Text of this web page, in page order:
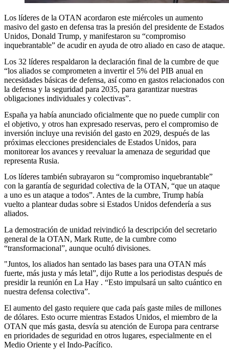
Los líderes de la OTAN acordaron este miércoles un aumento
masivo del gasto en defensa tras la presión del presidente de Estados
Unidos, Donald Trump, y manifestaron su “compromiso
inquebrantable” de acudir en ayuda de otro aliado en caso de ataque.
Los 32 líderes respaldaron la declaración final de la cumbre de que
“los aliados se comprometen a invertir el 5% del PIB anual en
necesidades básicas de defensa, así como en gastos relacionados con
la defensa y la seguridad para 2035, para garantizar nuestras
obligaciones individuales y colectivas”.
España ya había anunciado oficialmente que no puede cumplir con
el objetivo, y otros han expresado reservas, pero el compromiso de
inversión incluye una revisión del gasto en 2029, después de las
próximas elecciones presidenciales de Estados Unidos, para
monitorear los avances y reevaluar la amenaza de seguridad que
representa Rusia.
Los líderes también subrayaron su “compromiso inquebrantable”
con la garantía de seguridad colectiva de la OTAN, “que un ataque
a uno es un ataque a todos”. Antes de la cumbre, Trump había
vuelto a plantear dudas sobre si Estados Unidos defendería a sus
aliados.
La demostración de unidad reivindicó la descripción del secretario
general de la OTAN, Mark Rutte, de la cumbre como
“transformacional”, aunque ocultó divisiones.
"Juntos, los aliados han sentado las bases para una OTAN más
fuerte, más justa y más letal”, dijo Rutte a los periodistas después de
presidir la reunión en La Hay . “Esto impulsará un salto cuántico en
nuestra defensa colectiva”.
El aumento del gasto requiere que cada país gaste miles de millones
de dólares. Esto ocurre mientras Estados Unidos, el miembro de la
OTAN que más gasta, desvía su atención de Europa para centrarse
en prioridades de seguridad en otros lugares, especialmente en el
Medio Oriente y el Indo-Pacífico.